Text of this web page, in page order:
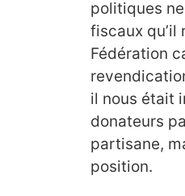
politiques
fiscaux
Fédération
il nous était
donateurs
partisane,
position.